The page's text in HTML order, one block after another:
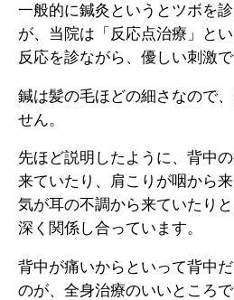
一般的に鍼灸というとツボを
が、当院は「反応点治療」と
反応を診ながら、優しい刺激
鍼は髪の毛ほどの細さなので
せん。
先ほど説明したように、背中
来ていたり、肩こりが咽から
気が耳の不調から来ていたり
深く関係し合っています。
背中が痛いからといって背中
のが、全身治療のいいところ